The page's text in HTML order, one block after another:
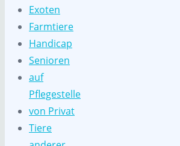
Exoten
Farmtiere
Handicap
Senioren
auf
Pflegestelle
von Privat
Tiere